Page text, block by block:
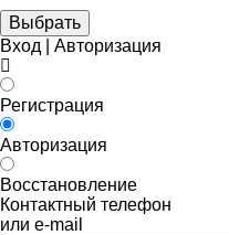
Выбрать
Вход | Авторизация
Регистрация
Авторизация
Восстановление
Контактный телефон
или e-mail